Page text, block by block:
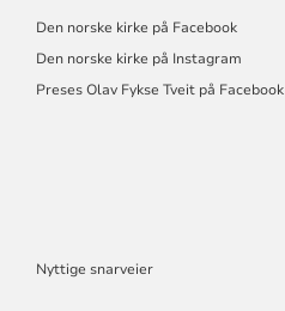
Den norske kirke på Facebook
Den norske kirke på Instagram
Preses Olav Fykse Tveit på Facebook
Nyttige snarveier